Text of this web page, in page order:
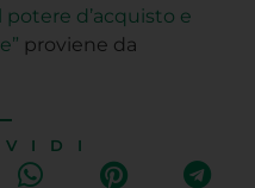
d’acquisto e
proviene da